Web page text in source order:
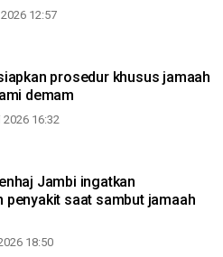
12:57
prosedur khusus jamaah
demam
2026 16:32
Jambi ingatkan
penyakit saat sambut jamaah
18:50